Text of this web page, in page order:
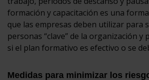
formación y capacitación es una
que las empresas deben utilizar para
personas “clave” de la organización
si el plan formativo es efectivo o se
Medidas para minimizar los